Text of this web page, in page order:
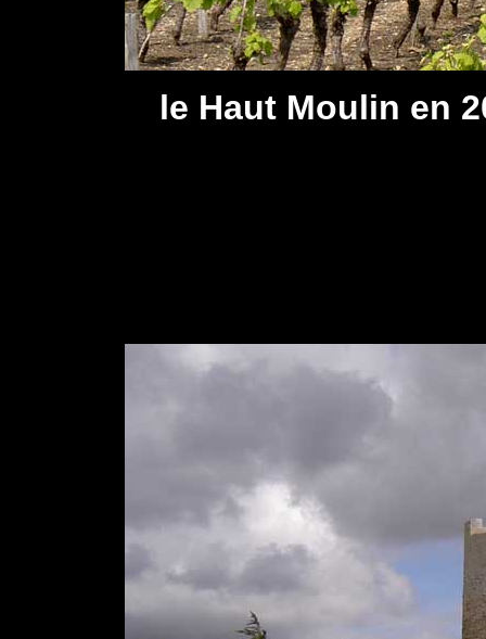
le Haut Moulin en